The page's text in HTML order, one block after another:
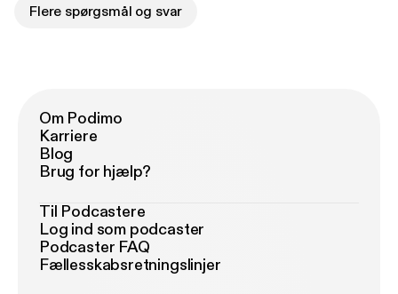
Flere spørgsmål og svar
Om Podimo
Karriere
Blog
Brug for hjælp?
Til Podcastere
Log ind som podcaster
Podcaster FAQ
Fællesskabsretningslinjer